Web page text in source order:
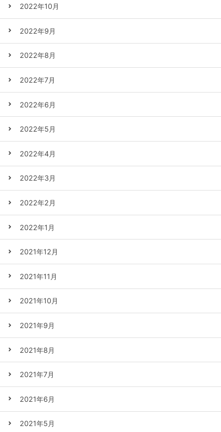
2022年10月
2022年9月
2022年8月
2022年7月
2022年6月
2022年5月
2022年4月
2022年3月
2022年2月
2022年1月
2021年12月
2021年11月
2021年10月
2021年9月
2021年8月
2021年7月
2021年6月
2021年5月